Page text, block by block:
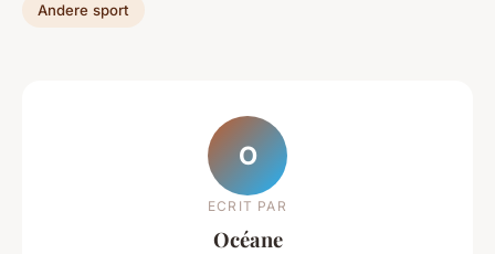
Andere sport
O
ECRIT PAR
Océane